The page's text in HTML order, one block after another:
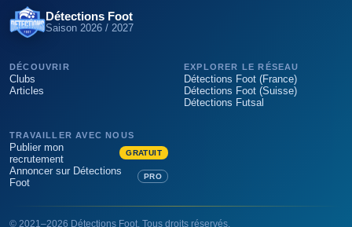
Détections Foot
Saison 2026 / 2027
DÉCOUVRIR
Clubs
Articles
EXPLORER LE RÉSEAU
Détections Foot (France)
Détections Foot (Suisse)
Détections Futsal
TRAVAILLER AVEC NOUS
Publier mon
recrutement
GRATUIT
Annoncer sur Détections
Foot
PRO
© 2021 –2026 Détections Foot . Tous droits réservés.